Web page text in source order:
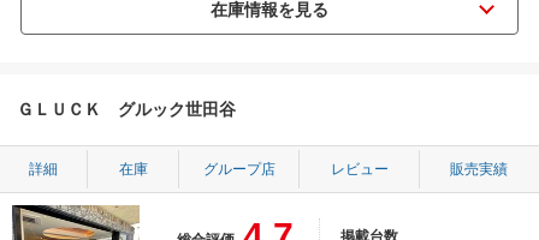
ＧＬＵＣＫ グルック世田谷
詳細 在庫 グループ店 レビュー 販売実績